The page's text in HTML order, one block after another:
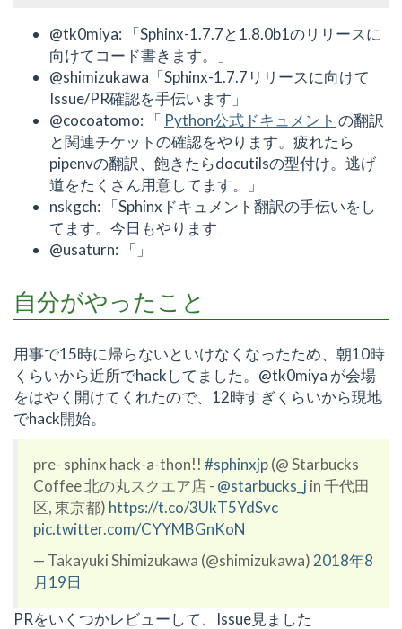
@tk0miya: 「Sphinx-1.7.7と1.8.0b1のリリースに
向けてコード書きます。」
@shimizukawa「Sphinx-1.7.7リリースに向けて
Issue/PR確認を手伝います」
@cocoatomo: 「 Python公式ドキュメント の翻訳
と関連チケットの確認をやります。疲れたら
pipenvの翻訳、飽きたらdocutilsの型付け。逃げ
道をたくさん用意してます。」
nskgch: 「Sphinxドキュメント翻訳の手伝いをし
てます。今日もやります」
@usaturn: 「」
自分がやったこと
用事で15時に帰らないといけなくなったため、朝10時
くらいから近所でhackしてました。@tk0miya が会場
をはやく開けてくれたので、12時すぎくらいから現地
でhack開始。
pre- sphinx hack-a-thon!! #sphinxjp(@ Starbucks
Coffee 北の丸スクエア店 - @starbucks_jin 千代田
区, 東京都) https://t.co/3UkT5YdSvc
pic.twitter.com/CYYMBGnKoN
— Takayuki Shimizukawa (@shimizukawa) 2018年8
月19日
PRをいくつかレビューして、Issue見ました